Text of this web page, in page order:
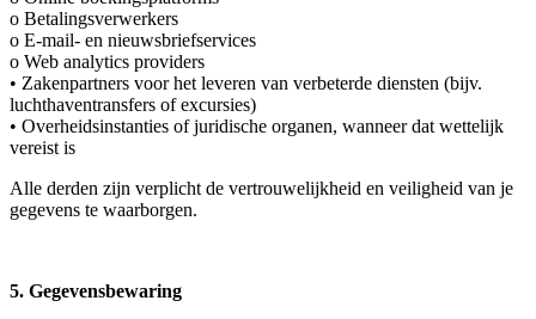
o Betalingsverwerkers
o E-mail- en nieuwsbriefservices
o Web analytics providers
• Zakenpartners voor het leveren van verbeterde diensten (bijv.
luchthaventransfers of excursies)
• Overheidsinstanties of juridische organen, wanneer dat wettelijk
vereist is
Alle derden zijn verplicht de vertrouwelijkheid en veiligheid van je
gegevens te waarborgen.
5. Gegevensbewaring